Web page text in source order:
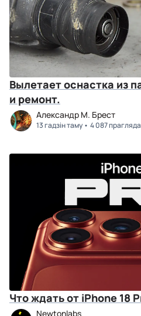
Вылетает оснастка из
и ремонт.
Александр М. Брест
13 гадзін таму 4 087
Что ждать от iPhone 18
Newtonlabs